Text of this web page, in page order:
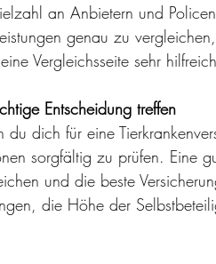
an Anbietern und
genau zu
Vergleichsseite sehr
Entscheidung treffen
du dich für eine
sorgfältig zu prüfen. Eine
und die beste
die Höhe der